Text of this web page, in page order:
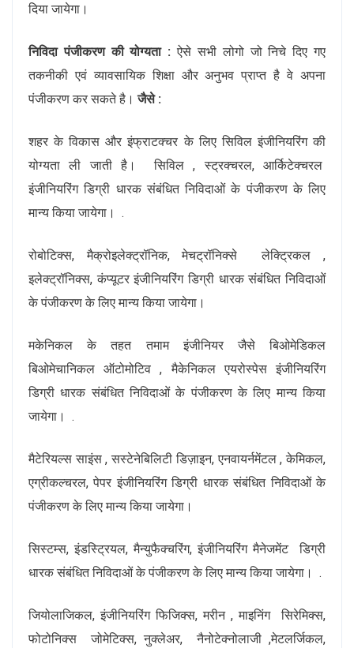
दिया जायेगा।
निविदा पंजीकरण की योग्यता :ऐसे सभी लोगो जो निचे दिए गए
तकनीकी एवं व्यावसायिक शिक्षा और अनुभव प्राप्त है वे अपना
पंजीकरण कर सकते है।जैसे :
शहर के विकास और इंफ्राटक्चर के लिए सिविल इंजीनियरिंग की
योग्यता ली जाती है। सिविल , स्ट्रक्चरल, आर्किटेक्चरल
इंजीनियरिंग डिग्री धारक संबंधित निविदाओं के पंजीकरण के लिए
मान्य किया जायेगा। .
रोबोटिक्स, मैक्रोइलेक्ट्रॉनिक, मेचट्रॉनिक्से लेक्ट्रिकल ,
इलेक्ट्रॉनिक्स, कंप्यूटर इंजीनियरिंग डिग्री धारक संबंधित निविदाओं
के पंजीकरण के लिए मान्य किया जायेगा।
मकेनिकल के तहत तमाम इंजीनियर जैसे बिओमेडिकल
बिओमेचानिकल ऑटोमोटिव , मैकेनिकल एयरोस्पेस इंजीनियरिंग
डिग्री धारक संबंधित निविदाओं के पंजीकरण के लिए मान्य किया
जायेगा। .
मैटेरियल्स साइंस , सस्टेनेबिलिटी डिज़ाइन, एनवायर्नमेंटल , केमिकल,
एग्रीकल्चरल, पेपर इंजीनियरिंग डिग्री धारक संबंधित निविदाओं के
पंजीकरण के लिए मान्य किया जायेगा।
सिस्टम्स, इंडस्ट्रियल, मैन्युफैक्चरिंग, इंजीनियरिंग मैनेजमेंट डिग्री
धारक संबंधित निविदाओं के पंजीकरण के लिए मान्य किया जायेगा। .
जियोलाजिकल, इंजीनियरिंग फिजिक्स, मरीन , माइनिंग सिरेमिक्स,
फोटोनिक्स जोमेटिक्स, नुक्लेअर, नैनोटेक्नोलाजी ,मेटलर्जिकल,